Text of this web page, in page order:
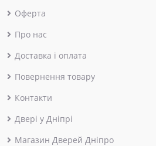
Оферта
Про нас
Доставка і оплата
Повернення товару
Контакти
Двері у Дніпрі
Магазин Дверей Дніпро